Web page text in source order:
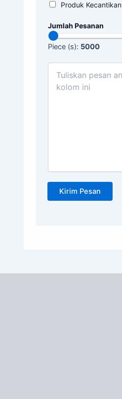
Produk Kecantikan
Jumlah Pesanan
Piece (s): 5000
Kirim Pesan